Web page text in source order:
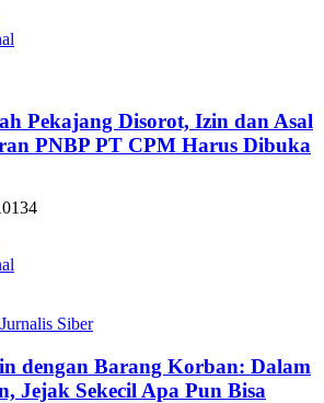
Pekajang Disorot, Izin dan Asal
PNBP PT CPM Harus Dibuka
Siber
dengan Barang Korban: Dalam
Jejak Sekecil Apa Pun Bisa